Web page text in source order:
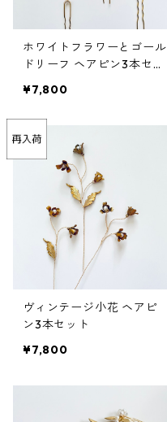
ホワイトフラワーとゴール
ドリーフ ヘアピン3本セッ
¥7,800
ヴィンテージ小花 ヘアピ
ン3本セット
¥7,800